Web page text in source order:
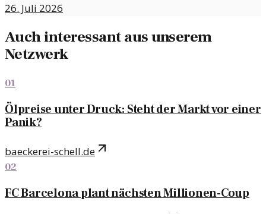
26. Juli 2026
Auch interessant aus unserem
Netzwerk
01
Ölpreise unter Druck: Steht der Markt vor einer
Panik?
baeckerei-schell.de
02
FC Barcelona plant nächsten Millionen-Coup